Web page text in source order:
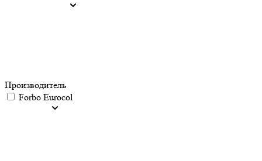
Производитель
Forbo Eurocol